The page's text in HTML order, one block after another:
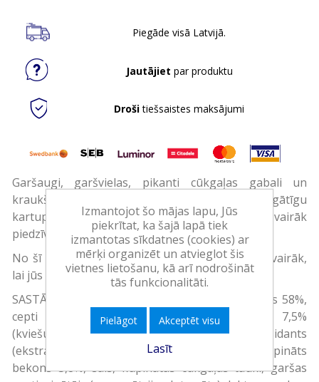
Piegāde visā Latvijā.
Jautājiet par produktu
Drošitiešsaistes maksājumi
Garšaugi, garšvielas, pikanti cūkgaļas gabali un
kraukšķīgs grauzdiņš ļaus jums baudīt bagātīgu
kartupeļu garšu, lai kur jūs atrastos. Atklājiet vēl vairāk
piedzīvojumu gaumi ar MAGGI 5minūtēm.
No šī brīža jūsu iecienītākais produkts ir vēl jo vairāk,
lai jūs varētu izbaudīt īpašo garšu ilgāk!
SASTĀVDAĻAS: Kaltēti dārzeņi (kartupeļu pārslas 58%,
cepti sīpoli, sīpoli), maltodekstrīns, grauzdiņi 7,5%
(kviešu milti, palmu eļļa, sāls, raugs, antioksidants
(ekstrakti no rozmarīna)), palmu eļļa, kaltēts kūpināts
bekons 3,8%, sāls, kūpinātas cūkgaļas tauki, garšas
Izmantojot šo mājas lapu, Jūs
piekrītat, ka šajā lapā tiek
izmantotas sīkdatnes (cookies) ar
mērķi organizēt un atvieglot šis
vietnes lietošanu, kā arī nodrošināt
tās funkcionalitāti.
Pielāgot Akceptēt visu
Lasīt